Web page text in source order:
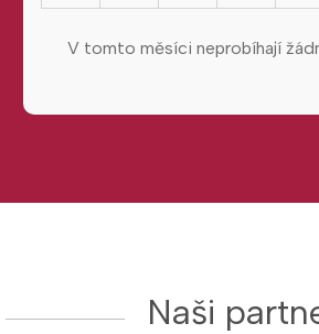
V tomto měsíci neprobíhají
Naši